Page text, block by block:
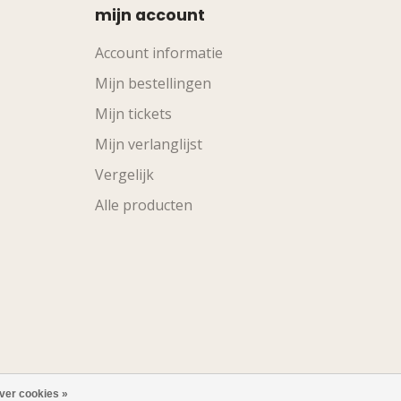
cookies »
mijn account
Account informatie
Mijn bestellingen
Mijn tickets
Mijn verlanglijst
Vergelijk
Alle producten